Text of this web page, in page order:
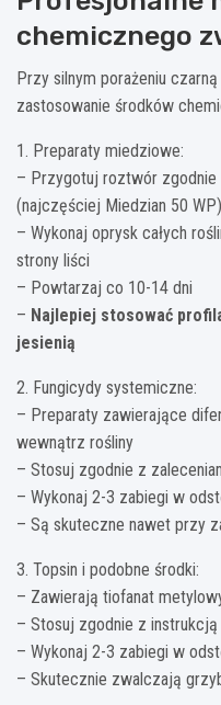
chemicznego
Przy silnym porażeniu
zastosowanie środków
1. Preparaty miedziowe:
– Przygotuj roztwór zgodnie
(najczęściej Miedzian 50 WP)
– Wykonaj oprysk całych
strony liści
– Powtarzaj co 10-14 dni
– Najlepiej stosować
jesienią
2. Fungicydy systemiczne:
– Preparaty zawierające
wewnątrz rośliny
– Stosuj zgodnie z
– Wykonaj 2-3 zabiegi w
– Są skuteczne nawet przy
3. Topsin i podobne środki:
– Zawierają tiofanat
– Stosuj zgodnie z
– Wykonaj 2-3 zabiegi w
– Skutecznie zwalczają